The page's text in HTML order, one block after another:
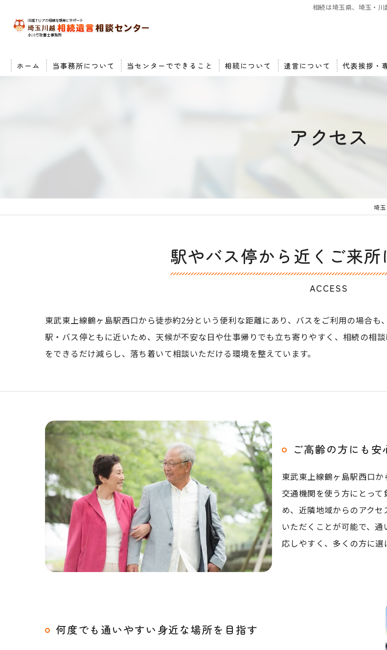
相続は埼玉県、埼玉・
ホーム 当事務所について 当センターでできること 相続について 遺言について 代表挨拶・
アクセス
埼
駅やバス停から近くご来
ACCESS
東武東上線鶴ヶ島駅西口から徒歩約2分という便利な距離にあり、バスをご利用の場合も
駅・バス停ともに近いため、天候が不安な日や仕事帰りでも立ち寄りやすく、相続の相
をできるだけ減らし、落ち着いて相談いただける環境を整えています。
ご高齢の方にも
東武東上線鶴ヶ島駅西口
交通機関を使う方にとっ
め、近隣地域からのアク
いただくことが可能で、
応しやすく、多くの方に選
何度でも通いやすい身近な場所を目指す